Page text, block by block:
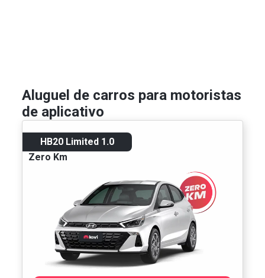
Aluguel de carros para motoristas
de aplicativo
HB20 Limited 1.0
Zero Km